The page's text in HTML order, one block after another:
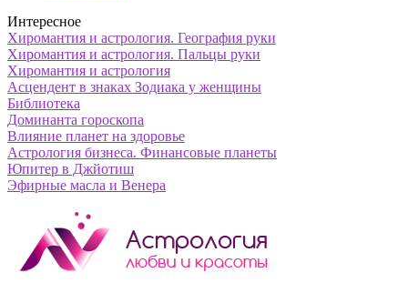
Интересное
Хиромантия и астрология. География руки
Хиромантия и астрология. Пальцы руки
Хиромантия и астрология
Асцендент в знаках Зодиака у женщины
Библиотека
Доминанта гороскопа
Влияние планет на здоровье
Астрология бизнеса. Финансовые планеты
Юпитер в Джйотиш
Эфирные масла и Венера